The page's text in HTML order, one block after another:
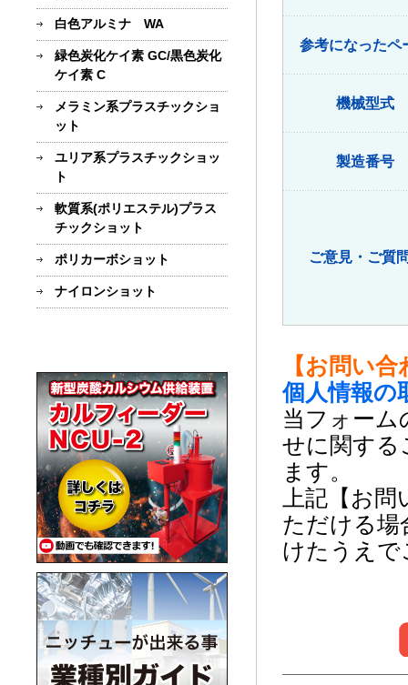
白色アルミナ WA
緑色炭化ケイ素 GC/黒色炭化
ケイ素 C
メラミン系プラスチックショ
ット
ユリア系プラスチックショッ
ト
軟質系(ポリエステル)プラス
チックショット
ポリカーボショット
ナイロンショット
参考になったペ
機械型式
製造番号
ご意見・ご質
【お問い
個人情報の
当フォーム
せに関する
ます。
上記【お
ただける場
けたうえで